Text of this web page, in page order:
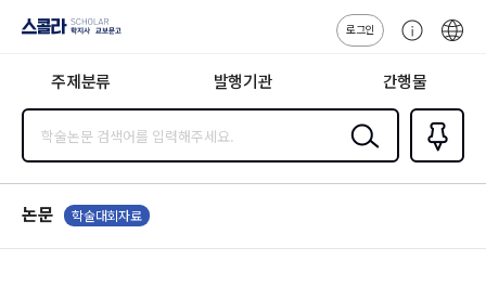
지사·교보문고
로그인
센
주제분류 발행기관 간행물
검색
즐겨찾
기0
논문 학술대회자료